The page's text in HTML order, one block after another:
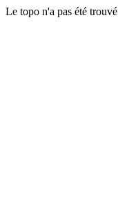
Le topo n'a pas été trouvé